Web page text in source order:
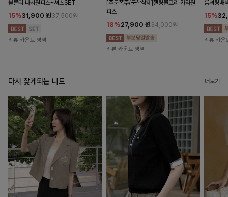
블룬티 나시원피스+셔츠SET
15%31,900 원37,500원
리뷰 카운트 영역
[주문폭주/군살삭제]젤링클프리 카라원
피스
18%27,900 원34,000원
리뷰 카운트 영역
롬셔링배
15%
리뷰 카운
다시 찾게되는 니트 더보기